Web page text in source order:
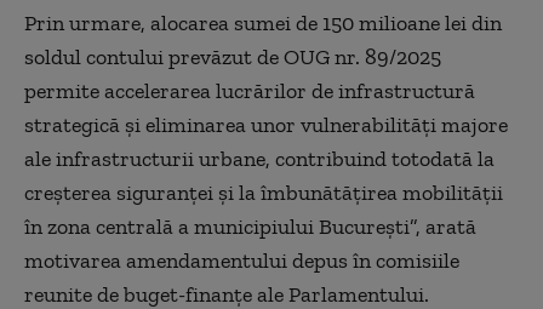
Prin urmare, alocarea sumei de 150 milioane lei din
soldul contului prevăzut de OUG nr. 89/2025
permite accelerarea lucrărilor de infrastructură
strategică și eliminarea unor vulnerabilități majore
ale infrastructurii urbane, contribuind totodată la
creșterea siguranței și la îmbunătățirea mobilității
în zona centrală a municipiului București”, arată
motivarea amendamentului depus în comisiile
reunite de buget-finanţe ale Parlamentului.